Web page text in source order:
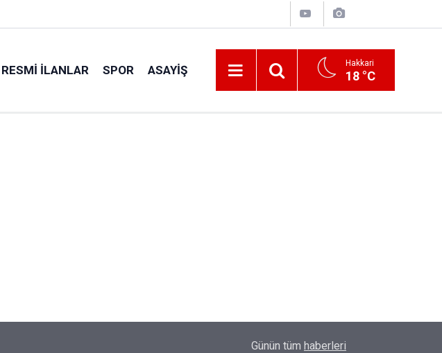
RESMI İLANLAR SPOR ASAYIŞ Hakkari
18 °C
Vali Taşyapan Kaymaklı Köyü’nü ziyaret etti
Günün tüm haberleri